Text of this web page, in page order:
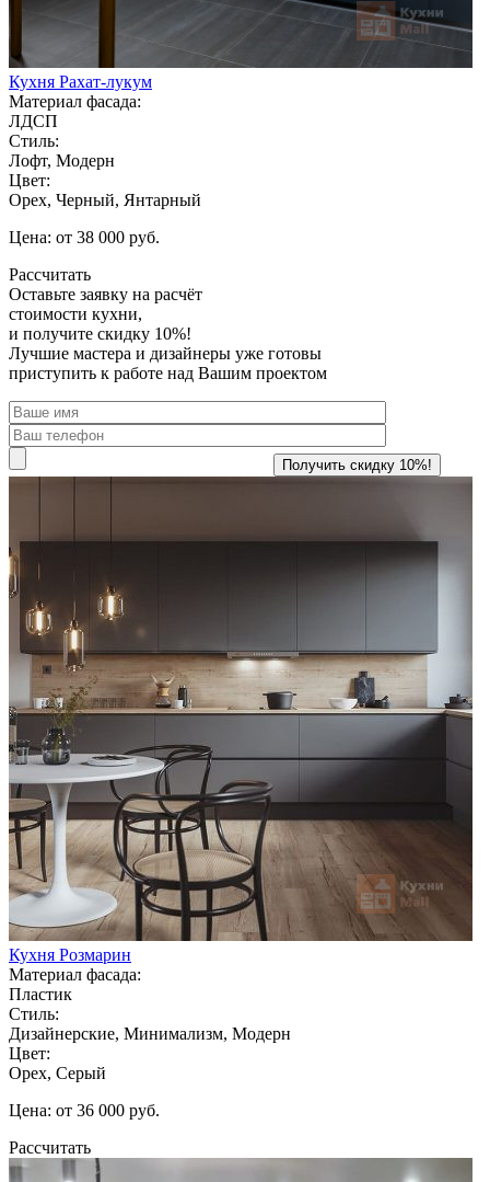
Кухня Рахат-лукум
Материал фасада:
ЛДСП
Стиль:
Лофт, Модерн
Цвет:
Орех, Черный, Янтарный
Цена: от 38 000 руб.
Рассчитать
Оставьте заявку на расчёт
стоимости кухни,
и получите скидку 10%!
Лучшие мастера и дизайнеры уже готовы
приступить к работе над Вашим проектом
Кухня Розмарин
Материал фасада:
Пластик
Стиль:
Дизайнерские, Минимализм, Модерн
Цвет:
Орех, Серый
Цена: от 36 000 руб.
Рассчитать